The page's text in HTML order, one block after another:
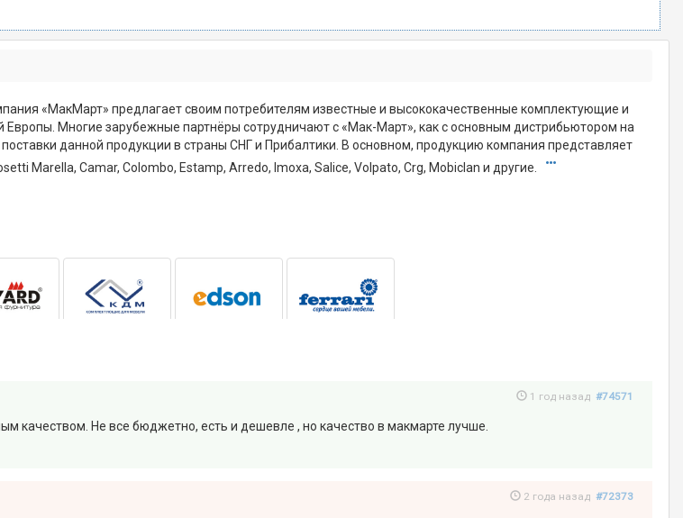
«МакМарт» предлагает своим потребителям известные и высококачественные комплектующие и
Многие зарубежные партнёры сотрудничают с «Мак-Март», как с основным дистрибьютором на
данной продукции в страны СНГ и Прибалтики. В основном, продукцию компания представляет
Marella, Camar, Colombo, Estamp, Arredo, Imoxa, Salice, Volpato, Crg, Mobiclan и другие.
1 год назад #74571
качеством. Не все бюджетно, есть и дешевле , но качество в макмарте лучше.
2 года назад #72373